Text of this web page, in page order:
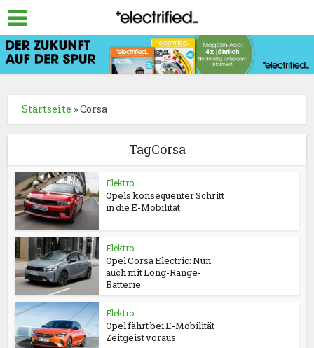
Startseite »Corsa
TagCorsa
Elektro
Opels konsequenter Schritt
in die E-Mobilität
Elektro
Opel Corsa Electric: Nun
auch mit Long-Range-
Batterie
Elektro
Opel fährt bei E-Mobilität
Zeitgeist voraus